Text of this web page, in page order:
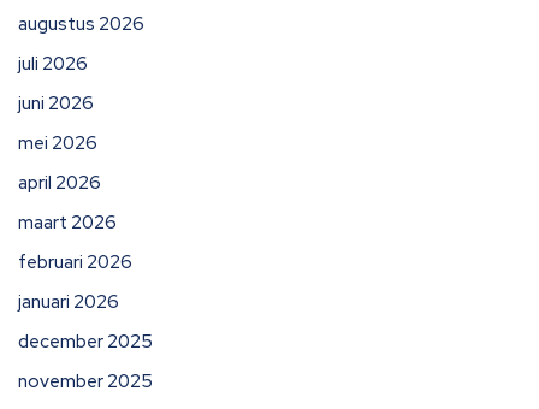
augustus 2026
juli 2026
juni 2026
mei 2026
april 2026
maart 2026
februari 2026
januari 2026
december 2025
november 2025